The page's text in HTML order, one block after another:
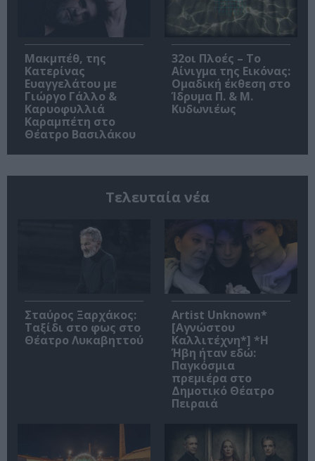
Μακμπέθ, της
Κατερίνας
Ευαγγελάτου με
Γιώργο Γάλλο &
Καρυοφυλλιά
Καραμπέτη στο
Θέατρο Βασιλάκου
32οι Πλοές – Το
Αίνιγμα της Εικόνας:
Ομαδική έκθεση στο
Ίδρυμα Π. & Μ.
Κυδωνιέως
Τελευταία νέα
Σταύρος Ξαρχάκος:
Ταξίδι στο φως στο
Θέατρο Λυκαβηττού
Artist Unknown*
[Αγνώστου
Καλλιτέχνη*] *Η
Ήβη ήταν εδώ:
Παγκόσμια
πρεμιέρα στο
Δημοτικό Θέατρο
Πειραιά